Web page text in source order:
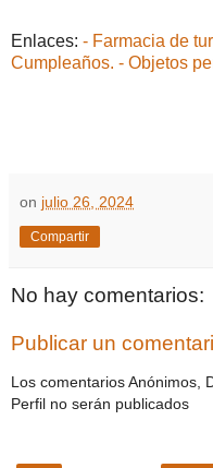
Enlaces: - Farmacia de
Cumpleaños. - Objetos
on julio 26, 2024
Compartir
No hay comentarios:
Publicar un
Los comentarios Anónimos,
Perfil no serán publicados